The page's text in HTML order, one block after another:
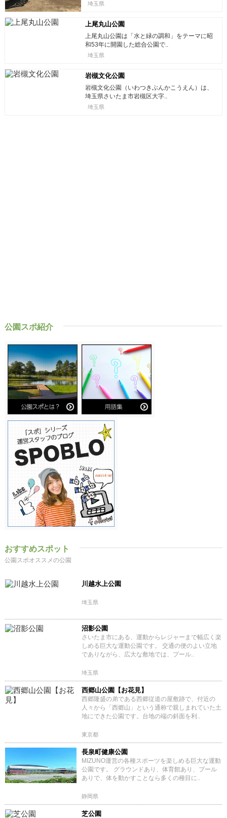
埼玉県
上尾丸山公園
上尾丸山公園は「水と緑の調和」をテーマに昭
和53年に開園した総合公園で..
埼玉県
岩槻文化公園
岩槻文化公園（いわつきぶんかこうえん）は、
埼玉県さいたま市岩槻区大字..
埼玉県
公園スポ紹介
おすすめスポット
公園スポオススメの公園
川越水上公園
埼玉県
沼影公園
さいたま市にある、運動からレジャーまで幅広く楽
しめる巨大な運動公園です。 交通の便のよい立地
でありながら、広大な敷地では、プール..
埼玉県
西郷山公園【お花見】
西郷隆盛の弟である西郷従道の屋敷跡で、付近の
人々から「西郷山」という通称で親しまれていた土
地にできた公園です。台地の端の斜面を利..
東京都
長泉町健康公園
MIZUNO運営の各種スポーツを楽しめる巨大な運動
公園です。 グラウンドあり、体育館あり、プール
ありで、体を動かすことなら多くの種目に..
静岡県
芝公園